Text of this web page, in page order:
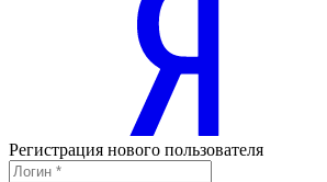
Регистрация нового пользователя